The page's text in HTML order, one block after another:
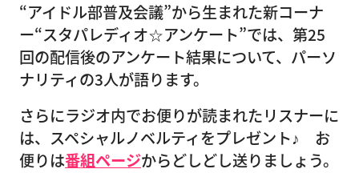
“アイドル部普及会議”から生まれた新コーナ
ー“スタパレディオ☆アンケート”では、第25
回の配信後のアンケート結果について、パーソ
ナリティの3人が語ります。
さらにラジオ内でお便りが読まれたリスナーに
は、スペシャルノベルティをプレゼント♪ お
便りは番組ページからどしどし送りましょう。